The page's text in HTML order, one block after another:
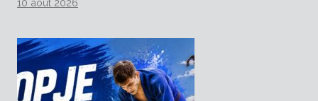
10 août 2026